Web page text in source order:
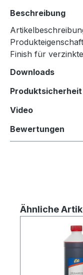
Beschreibung
Finish für
Downloads
Produktsicherheit
Video
Bewertungen
Produktgalerie
Ähnliche